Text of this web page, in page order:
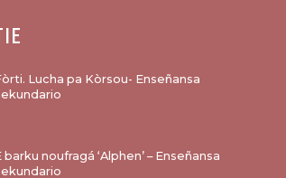
Lucha pa Kòrsou- Enseñansa
barku noufragá ‘Alphen’ – Enseñansa